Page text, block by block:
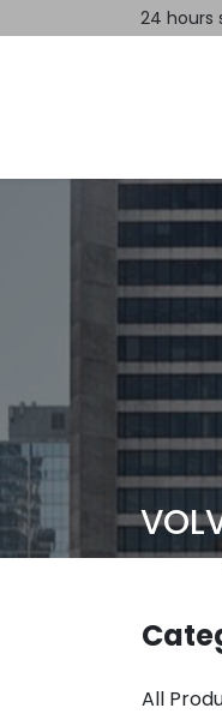
24 hours
All